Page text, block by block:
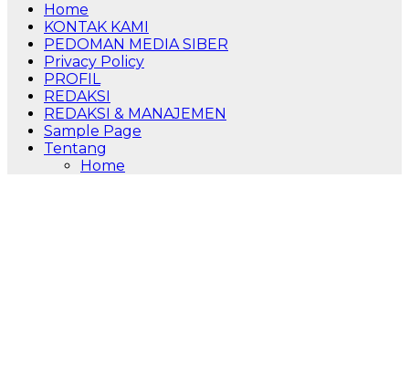
Home
KONTAK KAMI
PEDOMAN MEDIA SIBER
Privacy Policy
PROFIL
REDAKSI
REDAKSI & MANAJEMEN
Sample Page
Tentang
Home